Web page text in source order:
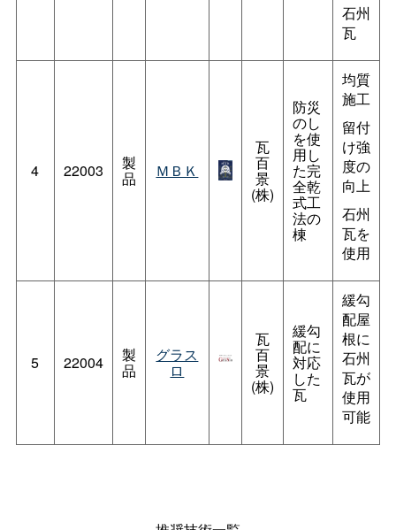
石州
瓦
4 22003 製
品 ＭＢＫ
瓦
百
景
(株)
防災
のし
を使
用し
た完
全乾
式工
法の
棟
均質
施工
留付
け強
度の
向上
石州
瓦を
使用
5 22004 製
品
グラス
ロ
瓦
百
景
(株)
緩勾
配に
対応
した
瓦
緩勾
配屋
根に
石州
瓦が
使用
可能